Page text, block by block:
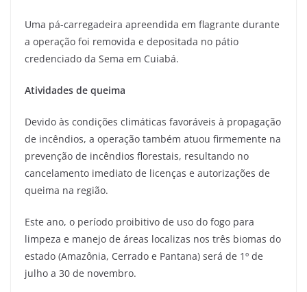
Uma pá-carregadeira apreendida em flagrante durante
a operação foi removida e depositada no pátio
credenciado da Sema em Cuiabá.
Atividades de queima
Devido às condições climáticas favoráveis à propagação
de incêndios, a operação também atuou firmemente na
prevenção de incêndios florestais, resultando no
cancelamento imediato de licenças e autorizações de
queima na região.
Este ano, o período proibitivo de uso do fogo para
limpeza e manejo de áreas localizas nos três biomas do
estado (Amazônia, Cerrado e Pantana) será de 1º de
julho a 30 de novembro.